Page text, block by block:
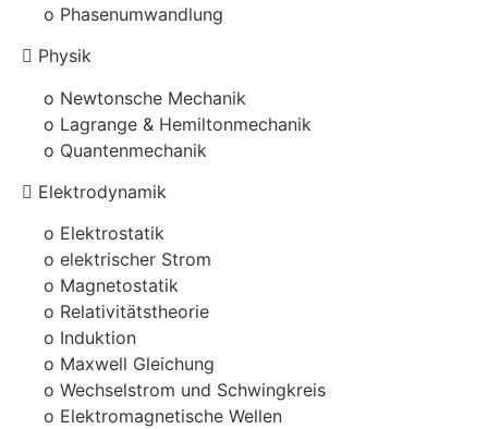
o Phasenumwandlung
Physik
o Newtonsche Mechanik
o Lagrange & Hemiltonmechanik
o Quantenmechanik
Elektrodynamik
o Elektrostatik
o elektrischer Strom
o Magnetostatik
o Relativitätstheorie
o Induktion
o Maxwell Gleichung
o Wechselstrom und Schwingkreis
o Elektromagnetische Wellen